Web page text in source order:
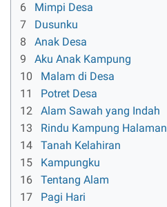
6
Mimpi Desa
7
Dusunku
8
Anak Desa
9
Aku Anak Kampung
10
Malam di Desa
11
Potret Desa
12
Alam Sawah yang Indah
13
Rindu Kampung Halaman
14
Tanah Kelahiran
15
Kampungku
16
Tentang Alam
17
Pagi Hari